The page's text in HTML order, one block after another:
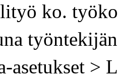
ko.
asetukset >